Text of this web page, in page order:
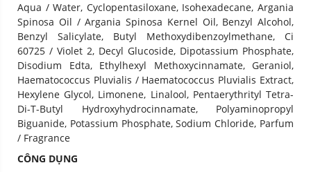
Aqua / Water, Cyclopentasiloxane, Isohexadecane, Argania
Spinosa Oil / Argania Spinosa Kernel Oil, Benzyl Alcohol,
Benzyl Salicylate, Butyl Methoxydibenzoylmethane, Ci
60725 / Violet 2, Decyl Glucoside, Dipotassium Phosphate,
Disodium Edta, Ethylhexyl Methoxycinnamate, Geraniol,
Haematococcus Pluvialis / Haematococcus Pluvialis Extract,
Hexylene Glycol, Limonene, Linalool, Pentaerythrityl Tetra-
Di-T-Butyl Hydroxyhydrocinnamate, Polyaminopropyl
Biguanide, Potassium Phosphate, Sodium Chloride, Parfum
/ Fragrance
CÔNG DỤNG